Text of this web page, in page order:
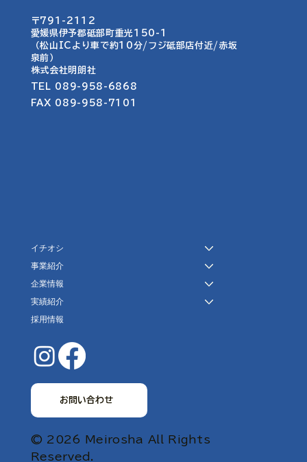
名称・ロゴ・看板作成
〒791-2112
愛媛県伊予郡砥部町重光150-1​​
（松山ICより車で約10分/フジ砥部店付近/赤坂
泉前）
​株式会社明朗社
TEL 089-958-6868
FAX 089-958-7101
イチオシ
事業紹介
企業情報
実績紹介
採用情報
お問い合わせ
© 2026 Meirosha All Rights
Reserved.